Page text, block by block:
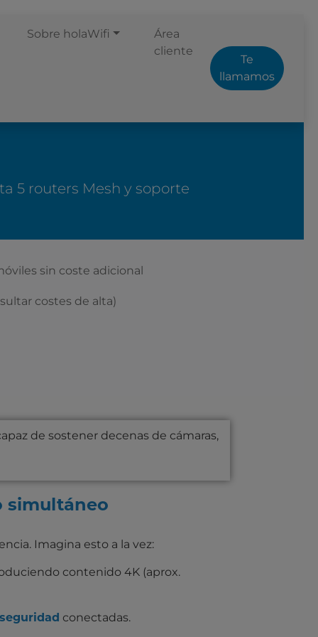
Sobre holaWifi
Área
cliente
Te
llamamos
5 routers Mesh y soporte
sin coste adicional
costes de alta)
de sostener decenas de cámaras,
simultáneo
Imagina esto a la vez:
contenido 4K (aprox.
conectadas.